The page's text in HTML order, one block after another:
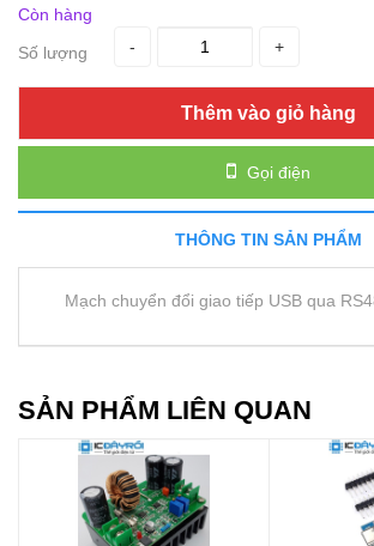
Còn hàng
Số lượng
- +
Thêm vào giỏ hàng
Gọi điện
THÔNG TIN SẢN PHẨM
Mạch chuyển đổi giao tiếp USB qua
SẢN PHẨM LIÊN QUAN